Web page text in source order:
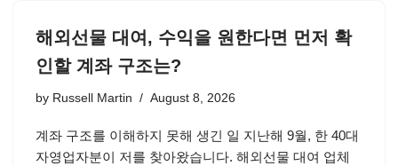
해외선물 대여, 수익을 원한다면 먼저 확
인할 계좌 구조는?
by Russell Martin August 8, 2026
계좌 구조를 이해하지 못해 생긴 일 지난해 9월, 한 40대
자영업자분이 저를 찾아왔습니다. 해외선물 대여 업체